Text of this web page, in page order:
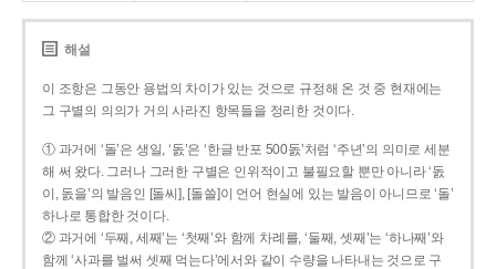
해설
이 조항은 그동안 용법의 차이가 있는 것으로 규정해 온 것 중 현재에는
그 구별의 의의가 거의 사라진 항목들을 정리한 것이다.
① 과거에 ‘돌’은 생일, ‘돐’은 ‘한글 반포 500돐’처럼 ‘주년’의 의미로 세분
해 써 왔다. 그러나 그러한 구별은 인위적이고 불필요할 뿐만 아니라 ‘돐
이, 돐을’의 발음인 [돌씨], [돌쓸]이 언어 현실에 있는 발음이 아니므로 ‘돌’
하나로 통합한 것이다.
② 과거에 ‘두째, 세째’는 ‘첫째’와 함께 차례를, ‘둘째, 셋째’는 ‘하나째’와
함께 ‘사과를 벌써 셋째 먹는다’에서와 같이 수량을 나타내는 것으로 구